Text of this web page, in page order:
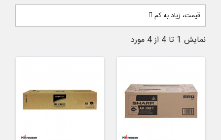
قیمت، زیاد به کم
نمایش 1 تا 4 از 4 مورد